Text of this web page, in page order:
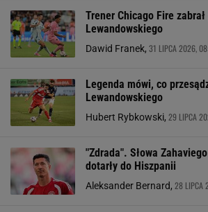
Trener Chicago Fire
Lewandowskiego
Dawid Franek, 31 LIPCA 2026,
Legenda mówi, co
Lewandowskiego
Hubert Rybkowski, 29 LIPCA
"Zdrada". Słowa
dotarły do Hiszpanii
Aleksander Bernard, 28 LIPCA